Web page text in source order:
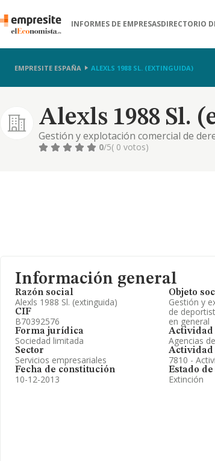
INFORMES DE EMPRESASDIRECTORIO
EMPRESITE ESPAÑA ALEXLS 1988 SL. (EXTINGUIDA)
Alexls 1988 Sl.
Gestión y explotación comercial de
y deportistas en general
0/5( 0 votos)
Información general
Razón social
Alexls 1988 Sl. (extinguida)
CIF
B70392576
Forma jurídica
Sociedad limitada
Sector
Servicios empresariales
Fecha de constitución
10-12-2013
Objeto
Gestión y
de
en general
Actividad
Agencias
Actividad
7810 -
Estado
Extinción